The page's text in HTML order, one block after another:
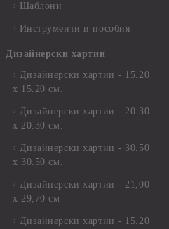
Шаблони
Инструменти и пособия
Дизайнерски хартии
Дизайнерски хартии - 15.20
х 15.20 см.
Дизайнерски хартии - 20.30
х 20.30 см.
Дизайнерски хартии - 30.50
х 30.50 см.
Дизайнерски хартии - 21,00
х 29,70 см
Дизайнерски хартии - 15.20